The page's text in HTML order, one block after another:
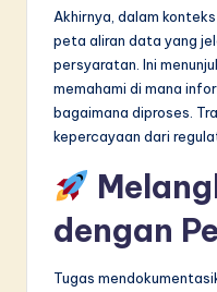
Akhirnya, dalam
peta aliran data yang
persyaratan. Ini
memahami di mana
bagaimana diproses.
kepercayaan dari
dengan
Tugas